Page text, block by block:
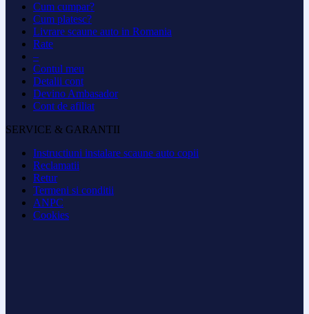
Cum cumpar?
Cum platesc?
Livrare scaune auto in Romania
Rate
–
Contul meu
Detalii cont
Devino Ambasador
Cont de afiliat
SERVICE & GARANTII
Instructiuni instalare scaune auto copii
Reclamatii
Retur
Termeni si conditii
ANPC
Cookies